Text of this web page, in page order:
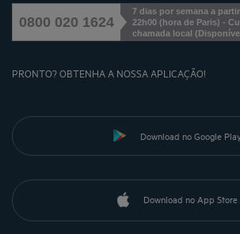
0800 020 1624
7 dias por semana a
22h00 (hora de Paris) -
chamada local (
PRONTO? OBTENHA A NOSSA APLICAÇÃO!
Download no Google
Download no App Store